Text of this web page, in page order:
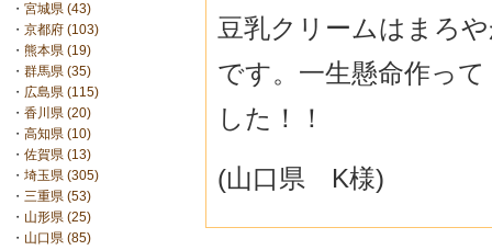
・ 宮城県 (43)
・ 京都府 (103)
・ 熊本県 (19)
・ 群馬県 (35)
・ 広島県 (115)
・ 香川県 (20)
・ 高知県 (10)
・ 佐賀県 (13)
・ 埼玉県 (305)
・ 三重県 (53)
・ 山形県 (25)
・ 山口県 (85)
豆乳クリームはまろ
です。一生懸命作っ
した！！
(山口県 K様)